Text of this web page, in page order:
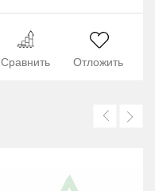
Сравнить Отложить